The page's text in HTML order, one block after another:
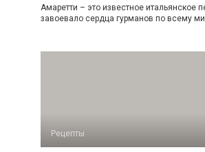
Амаретти – это известное итальянское
завоевало сердца гурманов по всему
Рецепты